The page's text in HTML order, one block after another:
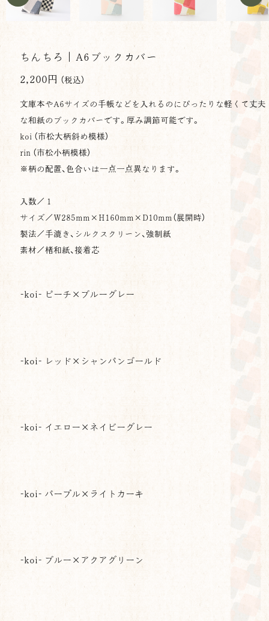
ちんちろ｜A6ブックカバー
2,200円 （税込）
文庫本やA6サイズの手帳などを入れるのにぴったりな軽くて丈夫
な和紙のブックカバーです。厚み調節可能です。
koi （市松大柄斜め模様）
rin （市松小柄模様）
※柄の配置、色合いは一点一点異なります。
入数／１
サイズ／W285mm×H160mm× D10mm （展開時）
製法／手漉き、シルクスクリーン、強制紙
素材／楮和紙、接着芯
-koi- ピーチ×ブルーグレー
-koi- レッド×シャンパンゴールド
-koi- イエロー×ネイビーグレー
-koi- パープル×ライトカーキ
-koi- ブルー×アクアグリーン